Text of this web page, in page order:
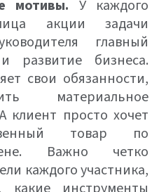
мотивы. У каждого
акции задачи
главный
развитие бизнеса.
свои обязанности,
материальное
клиент просто хочет
товар по
Важно четко
каждого участника,